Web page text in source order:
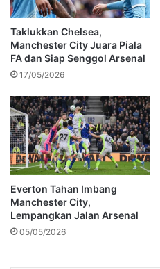
Taklukkan Chelsea,
Manchester City Juara Piala
FA dan Siap Senggol Arsenal
17/05/2026
Everton Tahan Imbang
Manchester City,
Lempangkan Jalan Arsenal
05/05/2026